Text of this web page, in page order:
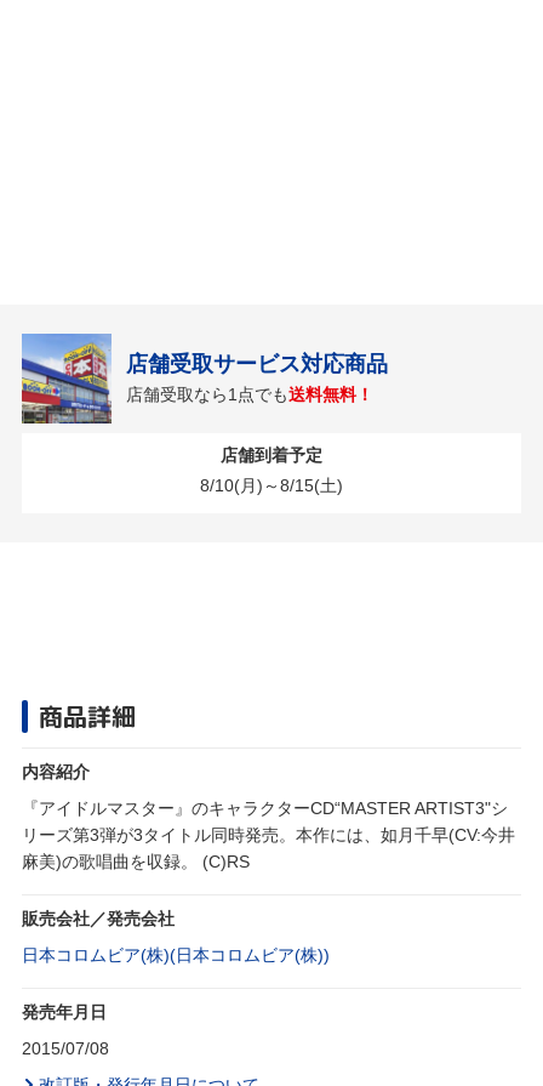
店舗受取サービス対応商品
店舗受取なら1点でも送料無料！
店舗到着予定
8/10(月)～8/15(土)
商品詳細
内容紹介
『アイドルマスター』のキャラクターCD“MASTER ARTIST3"シ
リーズ第3弾が3タイトル同時発売。本作には、如月千早(CV:今井
麻美)の歌唱曲を収録。 (C)RS
販売会社／発売会社
日本コロムビア(株)(日本コロムビア(株))
発売年月日
2015/07/08